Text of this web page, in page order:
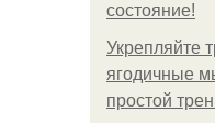
состояние!
Укрепляйте
ягодичные
простой